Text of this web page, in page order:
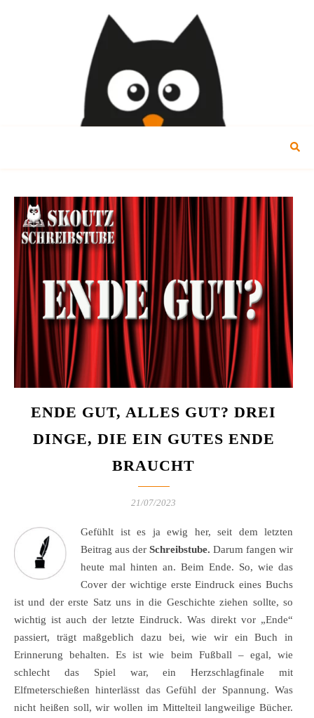
ENDE GUT, ALLES GUT? DREI
DINGE, DIE EIN GUTES ENDE
BRAUCHT
21/07/2023
Gefühlt ist es ja ewig her, seit dem letzten
Beitrag aus der Schreibstube. Darum fangen wir
heute mal hinten an. Beim Ende. So, wie das
Cover der wichtige erste Eindruck eines Buchs
ist und der erste Satz uns in die Geschichte ziehen sollte, so
wichtig ist auch der letzte Eindruck. Was direkt vor „Ende“
passiert, trägt maßgeblich dazu bei, wie wir ein Buch in
Erinnerung behalten. Es ist wie beim Fußball – egal, wie
schlecht das Spiel war, ein Herzschlagfinale mit
Elfmeterschießen hinterlässt das Gefühl der Spannung. Was
nicht heißen soll, wir wollen im Mittelteil langweilige Bücher.